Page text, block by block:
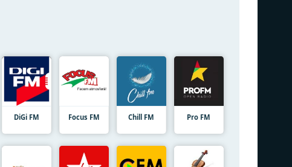
DiGi FM Focus FM Chill FM Pro FM